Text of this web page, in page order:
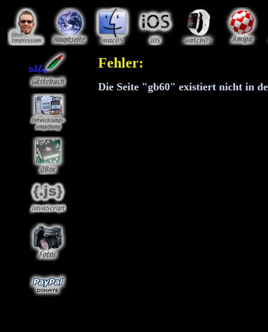
Fehler:
Die Seite "gb60" existiert nicht in